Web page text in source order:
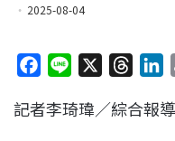
2025-08-04
c
n
r
n
記者李琦瑋／綜合報導